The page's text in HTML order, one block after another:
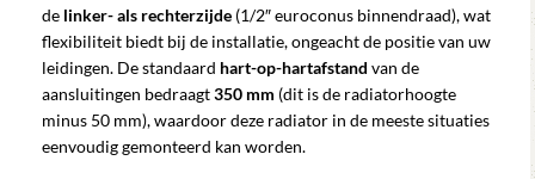
de linker- als rechterzijde (1/2″ euroconus binnendraad), wat
flexibiliteit biedt bij de installatie, ongeacht de positie van uw
leidingen. De standaard hart-op-hartafstand van de
aansluitingen bedraagt350 mm (dit is de radiatorhoogte
minus 50 mm), waardoor deze radiator in de meeste situaties
eenvoudig gemonteerd kan worden.